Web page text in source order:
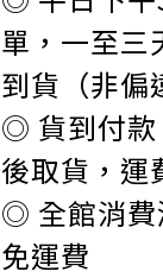
單，一至三
到貨（非偏
◎ 貨到付款
後取貨，運
◎ 全館消費
免運費